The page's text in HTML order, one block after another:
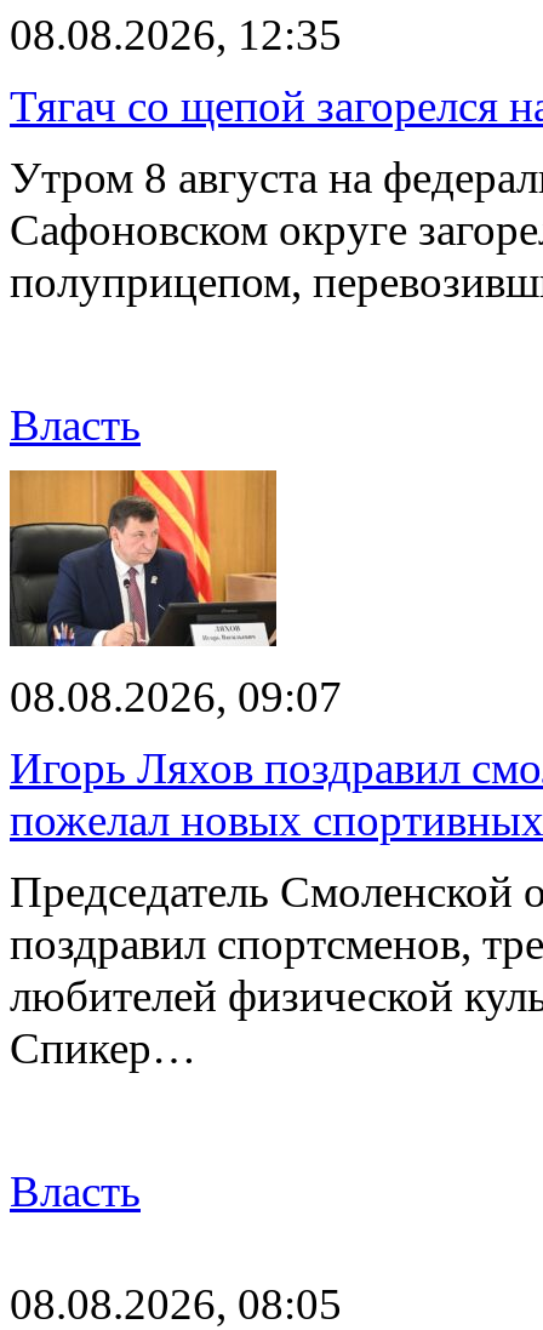
08.08.2026, 12:35
Тягач со щепой загорелся
Утром 8 августа на
Сафоновском округе
полуприцепом,
Власть
08.08.2026, 09:07
Игорь Ляхов поздравил
пожелал новых
Председатель
поздравил спортсменов,
любителей физической
Спикер…
Власть
08.08.2026, 08:05